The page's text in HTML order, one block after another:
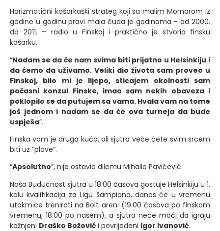
Harizmatični košarkaški strateg koji sa malim Mornarom iz
godine u godinu pravi mala čuda je godinama – od 2000.
do 2011. – radio u Finskoj i praktično je stvorio finsku
košarku.
“Nadam se da će nam svima biti prijatno u Helsinkiju i
da ćemo da uživamo. Veliki dio života sam proveo u
Finskoj, bilo mi je lijepo, sticajem okolnosti sam
počasni konzul Finske, imao sam nekih obaveza i
poklopilo se da putujem sa vama. Hvala vam na tome
još jednom i nadam se da će ova turneja da bude
uspješa“.
Finska vam je druga kuća, ali sjutra veče ćete svim srcem
biti uz “plave”.
“Apsolutno“, nije ostavio dilemu Mihailo Pavićević.
Naša Budućnost sjutra u 18.00 časova gostuje Helsinkiju u 1.
kolu kvalifikacija za Ligu šampiona, danas će u vremenu
utakmice trenirati na Bolt areni (19.00 časova po finskom
vremenu, 18.00 po našem), a sjutra neće moći da igraju
kažnjeni Draško Božović i povrijeđeni Igor Ivanović.